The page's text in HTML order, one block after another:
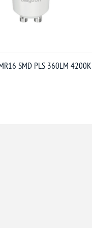
SMD PLS 360LM 4200K